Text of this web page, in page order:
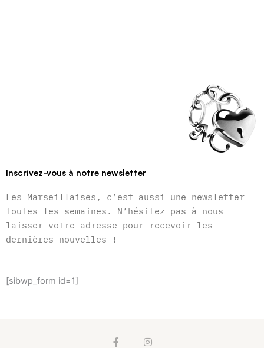
Inscrivez-vous à notre newsletter
Les Marseillaises, c’est aussi une newsletter
toutes les semaines. N’hésitez pas à nous
laisser votre adresse pour recevoir les
dernières nouvelles !
[sibwp_form id=1]
F
I